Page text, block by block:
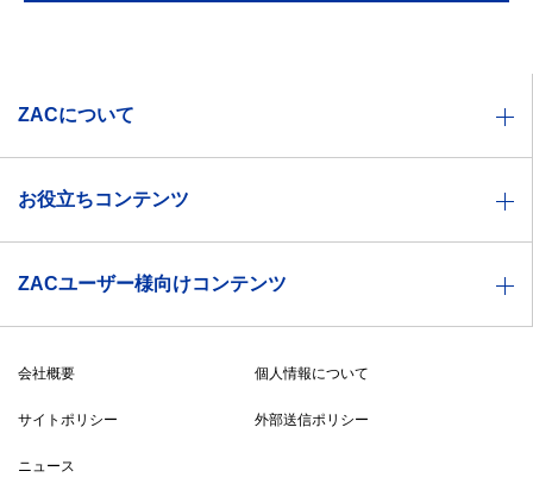
ZACについて
業種別ソリューション一覧
価格体系
製品特徴
導入事例
導入までの流れ
ZAC・Reforma PSA比較表
お役立ちコンテンツ
お役立ち資料
ZACBLOG
無料メルマガ登録
ZACユーザー様向けコンテンツ
会社概要 個人情報について
サイトポリシー 外部送信ポリシー
ニュース